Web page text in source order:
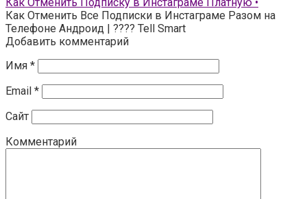
Как Отменить Все Подписки в Инстаграме Разом на
Телефоне Андроид | ???? Tell Smart
Добавить комментарий
Имя *
Email *
Сайт
Комментарий